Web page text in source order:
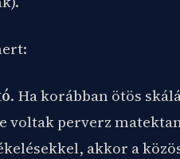
. Ha korábban ötös
voltak perverz
akkor a